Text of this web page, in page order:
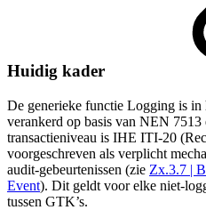
Huidig kader
De generieke functie Logging is
verankerd op basis van NEN 7513
transactieniveau is IHE ITI-20
voorgeschreven als verplicht
audit-gebeurtenissen (zie Zx.3.7 |
Event). Dit geldt voor elke niet-
tussen GTK’s.